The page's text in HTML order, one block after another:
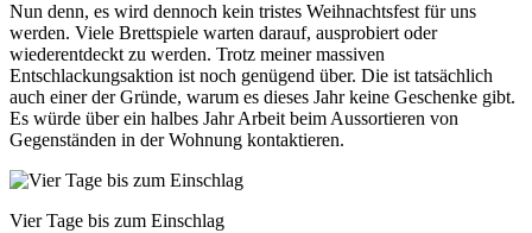
Nun denn, es wird dennoch kein tristes Weihnachtsfest für uns
werden. Viele Brettspiele warten darauf, ausprobiert oder
wiederentdeckt zu werden. Trotz meiner massiven
Entschlackungsaktion ist noch genügend über. Die ist tatsächlich
auch einer der Gründe, warum es dieses Jahr keine Geschenke gibt.
Es würde über ein halbes Jahr Arbeit beim Aussortieren von
Gegenständen in der Wohnung kontaktieren.
Vier Tage bis zum Einschlag